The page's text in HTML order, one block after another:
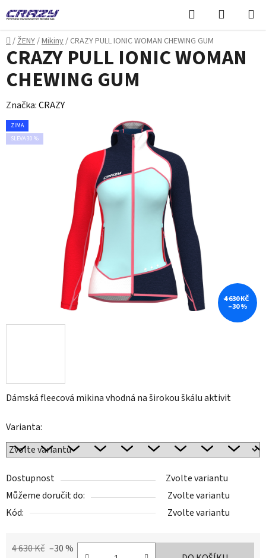
na
obsah
Hledat
KOŠÍK
Domů
/ŽENY/Mikiny/ CRAZY PULL IONIC WOMAN CHEWING GUM
Dámská fleecová mikina vhodná na širokou škálu aktivit
Varianta:
Dostupnost
Zvolte variantu
Můžeme doručit do:
Zvolte variantu
Kód:
Zvolte variantu
4 630 Kč –30 %
CRAZY PULL IONIC WOMAN
CHEWING GUM
Značka:CRAZY
ZIMA
SLEVA 30 %
4 630 KČ
–30 %